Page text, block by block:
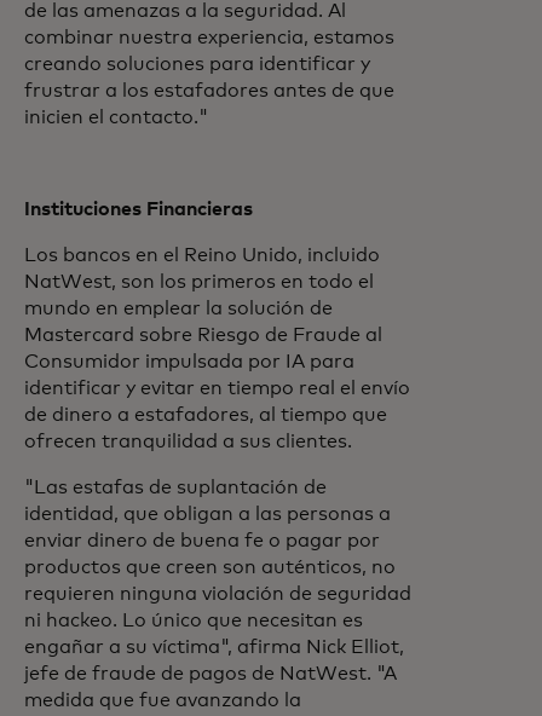
de las amenazas a la seguridad. Al
combinar nuestra experiencia, estamos
creando soluciones para identificar y
frustrar a los estafadores antes de que
inicien el contacto."
Instituciones Financieras
Los bancos en el Reino Unido, incluido
NatWest, son los primeros en todo el
mundo en emplear la solución de
Mastercard sobre Riesgo de Fraude al
Consumidor impulsada por IA para
identificar y evitar en tiempo real el envío
de dinero a estafadores, al tiempo que
ofrecen tranquilidad a sus clientes.
"Las estafas de suplantación de
identidad, que obligan a las personas a
enviar dinero de buena fe o pagar por
productos que creen son auténticos, no
requieren ninguna violación de seguridad
ni hackeo. Lo único que necesitan es
engañar a su víctima", afirma Nick Elliot,
jefe de fraude de pagos de NatWest. "A
medida que fue avanzando la